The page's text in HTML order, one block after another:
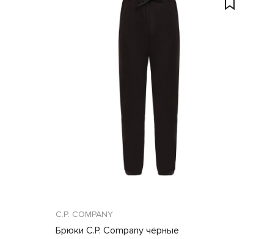
C.P. COMPANY
Брюки C.P. Company чёрные